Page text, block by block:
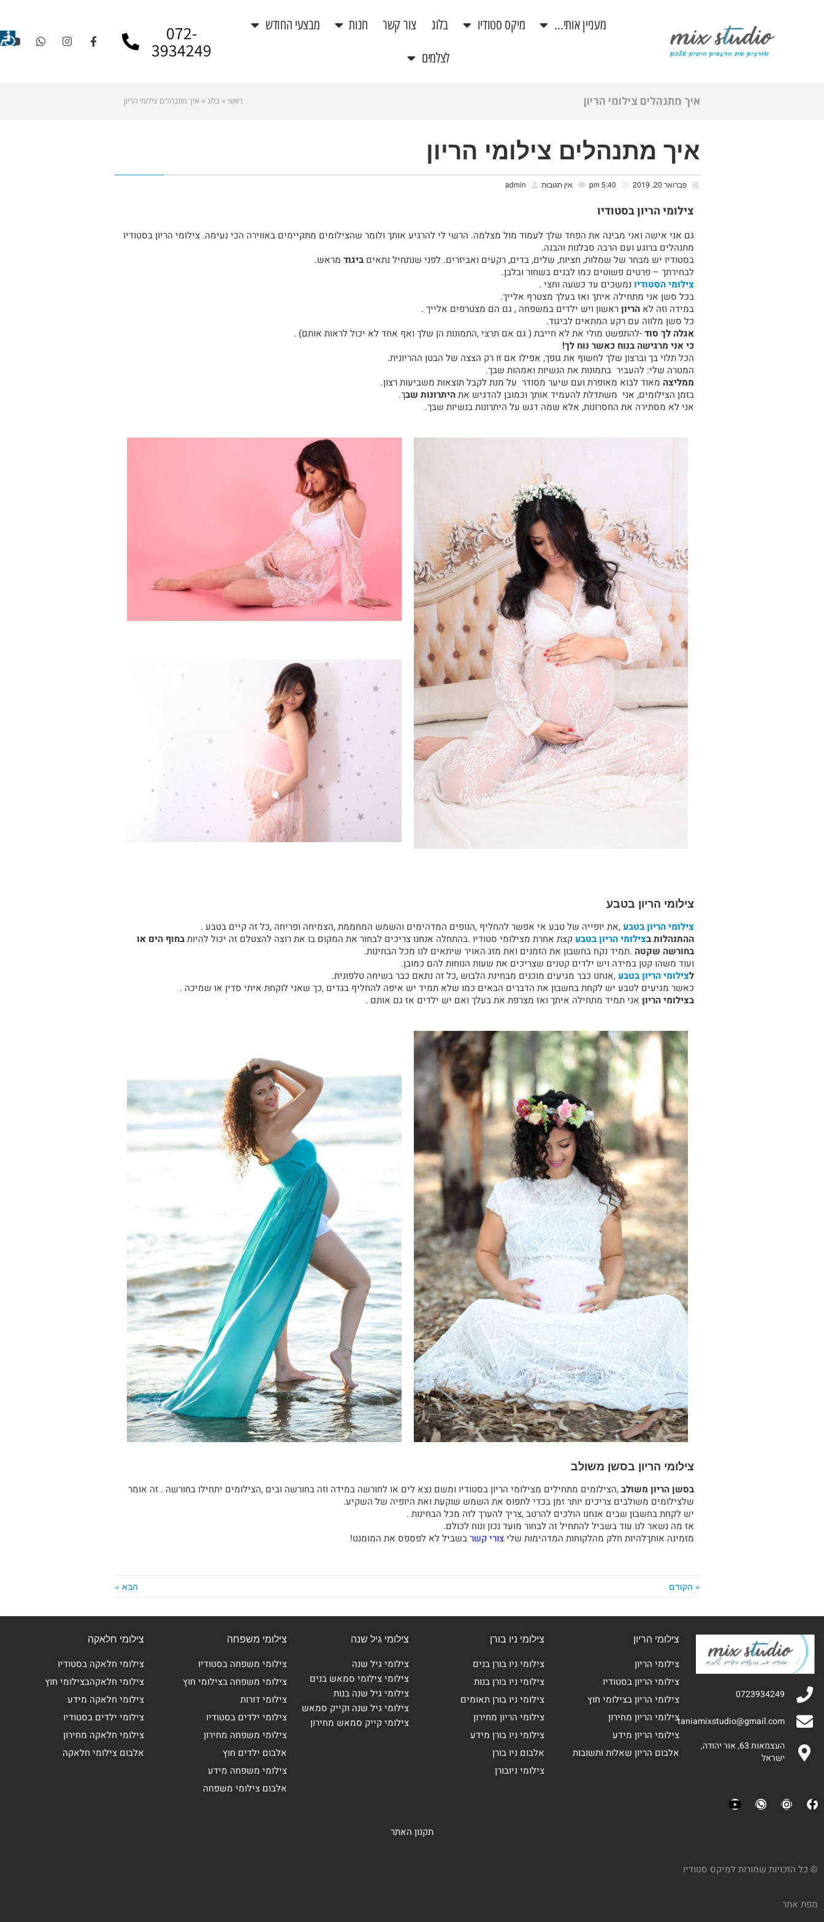
מעניין אותי… מיקס סטודיו בלוג צור קשר חנות
מבצעי החודש
לצלמים
072-
3934249
איך מתנהלים צילומי הריון ראשי » בלוג » איך מתנהלים צילומי הריון
איך מתנהלים צילומי הריון
פברואר 20, 2019 אין תגובות admin
צילומי הריון בסטודיו
גם אני אישה ואני מבינה את הפחד שלך לעמוד מול מצלמה. הרשי לי להרגיע אותך ולומר שהצילומים מתקיימים באווירה הכי נעימה. צילומי הריון בסטודיו
מתנהלים ברוגע ועם הרבה סבלנות והבנה.
בסטודיו יש מבחר של שמלות, חציות, שלים, בדים, רקעים ואביזרים. לפני שנתחיל נתאים ביגוד מראש.
לבחירתך – פרטים פשוטים כמו לבנים בשחור ובלבן.
צילומי הסטודיו נמשכים עד כשעה וחצי .
בכל סשן אני מתחילה איתך ואז בעלך מצטרף אלייך.
במידה וזה לא הריוןראשון ויש ילדים במשפחה , גם הם מצטרפים אלייך .
כל סשן מלווה עם רקע המתאים לביגוד.
אגלה לך סוד-להתפשט מולי את לא חייבת ( גם אם תרצי ,התמונות הן שלך ואף אחד לא יכול לראות אותם) .
כי אני מרגישה בנוח כאשר נוח לך!
הכל תלוי בך וברצון שלך לחשוף את גופך, אפילו אם זו רק הצצה של הבטן ההריונית.
המטרה שלי: להעביר בתמונות את הנשיות ואמהות שבך.
ממליצה מאוד לבוא מאופרת ועם שיער מסודר על מנת לקבל תוצאות משביעות רצון.
בזמן הצילומים, אני משתדלת להעמיד אותך וכמובן להדגיש אתהיתרונות שבך.
אני לא מסתירה את החסרונות, אלא שמה דגש על היתרונות בנשיות שבך.
צילומי הריון בטבע
צילומי הריון בטבע,את יופייה של טבע אי אפשר להחליף ,הנופים המדהימים והשמש המחממת ,הצמיחה ופריחה ,כל זה קיים בטבע .
ההתנהלות בצילומי הריון בטבע קצת אחרת מצילומי סטודיו .בהתחלה אנחנו צריכים לבחור את המקום בו את רוצה להצטלם זה יכול להיותבחוף הים או
בחורשה שקטה .תמיד נקח בחשבון את הזמנים ואת מזג האויר שיתאים לנו מכל הבחינות.
ועוד משהו קטן במידה ויש ילדים קטנים שצריכים את שעות הנוחות להם כמובן.
לצילומי הריון בטבע,אנחנו כבר מגיעים מוכנים מבחינת הלבוש ,כל זה נתאם כבר בשיחה טלפונית.
כאשר מגיעים לטבע יש לקחת בחשבון את הדברים הבאים כמו שלא תמיד יש איפה להחליף בגדים ,כך שאני לוקחת איתי סדין או שמיכה .
בצילומי הריון אני תמיד מתחילה איתך ואז מצרפת את בעלך ואם יש ילדים אז גם אותם .
צילומי הריון בסשן משולב
בסשן הריון משולב,הצילומים מתחילים מצילומי הריון בסטודיו ומשם נצא לים או לחורשה במידה וזה בחורשה ובים ,הצילומים יתחילו בחורשה . זה אומר
שלצילומים משולבים צריכים יותר זמן בכדי לתפוס את השמש שוקעת ואת היופיה של השקיע.
יש לקחת בחשבון שבים אנחנו הולכים להרטב ,צריך להערך לזה מכל הבחינות .
אז מה נשאר לנו עוד בשביל להתחיל זה לבחור מועד נכון ונוח לכולם.
מזמינה אותךלהיות חלק מהלקוחות המדהימות שליצורי קשרבשביל לא לפספס את המומנט!
« הקודם הבא »
0723934249
taniamixstudio@gmail.com
העצמאות 63, אור יהודה,
ישראל
צילומי הריון
צילומי הריון
צילומי הריון בסטודיו
צילומי הריון בצילומי חוץ
צילומי הריון מחירון
צילומי הריון מידע
אלבום הריון שאלות ותשובות
צילומי ניו בורן
צילומי ניו בורן בנים
צילומי ניו בורן בנות
צילומי ניו בורן תאומים
צילומי הריון מחירון
צילומי ניו בורן מידע
אלבום ניו בורן
צילומי ניובורן
צילומי גיל שנה
צילומי גיל שנה
צילומי צילומי סמאש בנים
צילומי גיל שנה בנות
צילומי גיל שנה וקייק סמאש
צילומי קייק סמאש מחירון
צילומי משפחה
צילומי משפחה בסטודיו
צילומי משפחה בצילומי חוץ
צילומי דורות
צילומי ילדים בסטודיו
צילומי משפחה מחירון
אלבום ילדים חוץ
צילומי משפחה מידע
אלבום צילומי משפחה
צילומי חלאקה
צילומי חלאקה בסטודיו
צילומי חלאקהבצילומי חוץ
צילומי חלאקה מידע
צילומי ילדים בסטודיו
צילומי חלאקה מחירון
אלבום צילומי חלאקה
תקנון האתר
© כל הזכויות שמורות למיקס סטודיו
מפת אתר